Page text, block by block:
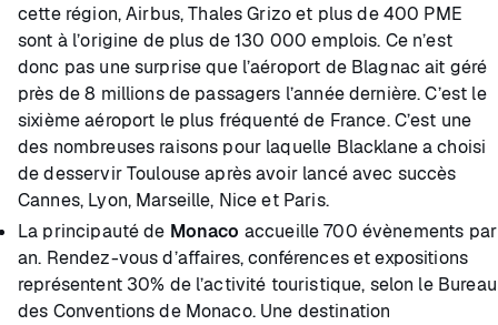
cette région, Airbus, Thales Grizo et plus de 400 PME
sont à l’origine de plus de 130 000 emplois. Ce n’est
donc pas une surprise que l’aéroport de Blagnac ait géré
près de 8 millions de passagers l’année dernière. C’est le
sixième aéroport le plus fréquenté de France. C’est une
des nombreuses raisons pour laquelle Blacklane a choisi
de desservir Toulouse après avoir lancé avec succès
Cannes, Lyon, Marseille, Nice et Paris.
La principauté de Monaco accueille 700 évènements par
an. Rendez-vous d’affaires, conférences et expositions
représentent 30% de l’activité touristique, selon le Bureau
des Conventions de Monaco. Une destination